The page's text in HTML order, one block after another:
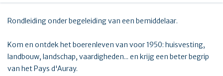
Rondleiding onder begeleiding van een bemiddelaar.
Kom en ontdek het boerenleven van voor 1950: huisvesting,
landbouw, landschap, vaardigheden... en krijg een beter begrip
van het Pays d'Auray.